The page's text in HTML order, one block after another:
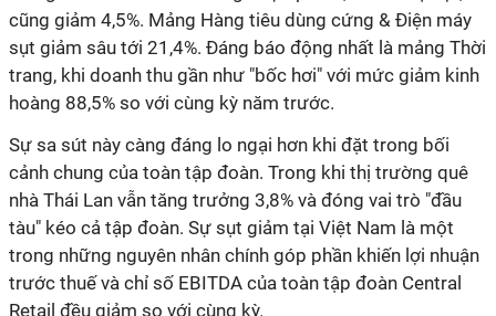
cũng giảm 4,5%. Mảng Hàng tiêu dùng cứng & Điện máy
sụt giảm sâu tới 21,4%. Đáng báo động nhất là mảng Thời
trang, khi doanh thu gần như "bốc hơi" với mức giảm kinh
hoàng 88,5% so với cùng kỳ năm trước.
Sự sa sút này càng đáng lo ngại hơn khi đặt trong bối
cảnh chung của toàn tập đoàn. Trong khi thị trường quê
nhà Thái Lan vẫn tăng trưởng 3,8% và đóng vai trò "đầu
tàu" kéo cả tập đoàn. Sự sụt giảm tại Việt Nam là một
trong những nguyên nhân chính góp phần khiến lợi nhuận
trước thuế và chỉ số EBITDA của toàn tập đoàn Central
Retail đều giảm so với cùng kỳ.